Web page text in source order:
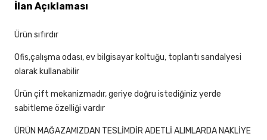
İlan Açıklaması
Ürün sıfırdır
Ofis,çalışma odası, ev bilgisayar koltuğu, toplantı sandalyesi
olarak kullanabilir
Ürün çift mekanizmadır, geriye doğru istediğiniz yerde
sabitleme özelliği vardır
ÜRÜN MAĞAZAMIZDAN TESLİMDİR ADETLİ ALIMLARDA NAKLİYE